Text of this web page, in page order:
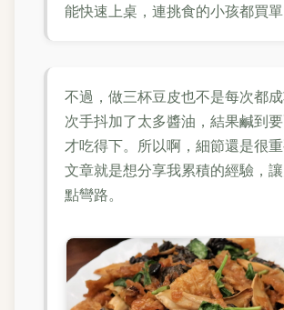
能快速上桌，連挑食的小孩都買單
不過，做三杯豆皮也不是每次都
次手抖加了太多醬油，結果鹹到
才吃得下。所以啊，細節還是很
文章就是想分享我累積的經驗，
點彎路。